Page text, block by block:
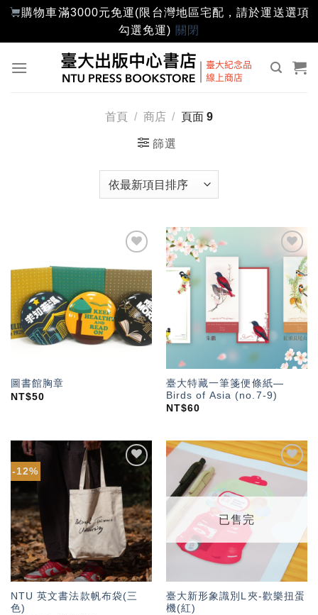
購物車滿3000元免運(限台灣地區宅配，請於運送選項
勾選免運) 關閉
首頁 / 商店 / 頁面 9
篩選
「願
望輕
單」
圖書館胸章
NT$50
加入
「願
望輕
單」
臺大特藏一筆箋便條紙—
Birds of Asia (no.7-9)
NT$60
-12%
望輕
單」
NTU 英文書法款帆布袋(三
色)
加入
望輕
已售完
臺大新形象識別L夾-歡樂扭蛋
機(紅)